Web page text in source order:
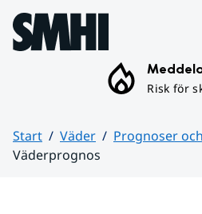
Hoppa till sidans innehåll
Risk för
Start Väder
Prognoser
Väderprognos